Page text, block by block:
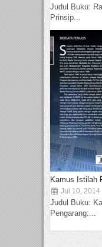
Judul Buku:
Prinsip...
Kamus Istilah
Jul 10, 2014
Judul Buku:
Pengarang:...